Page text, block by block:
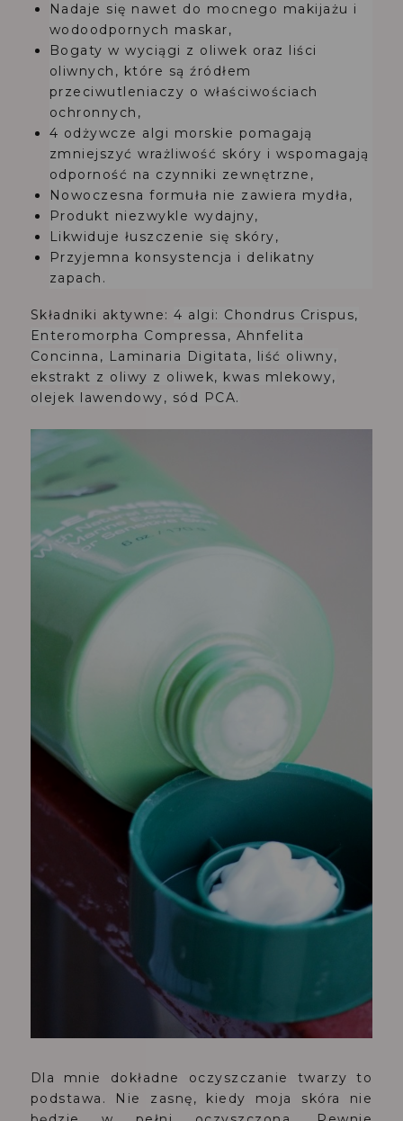
Nadaje się nawet do mocnego makijażu i
wodoodpornych maskar,
Bogaty w wyciągi z oliwek oraz liści
oliwnych , które są źródłem
przeciwutleniaczy o właściwościach
ochronnych,
4 odżywcze algi morskie pomagają
zmniejszyć wrażliwość skóry i wspomagają
odporność na czynniki zewnętrzne,
Nowoczesna formuła nie zawiera mydła,
Produkt niezwykle wydajny,
Likwiduje łuszczenie się skóry,
Przyjemna konsystencja i delikatny
zapach.
Składniki aktywne:4 algi: Chondrus Crispus,
Enteromorpha Compressa, Ahnfelita
Concinna, Laminaria Digitata, liść oliwny,
ekstrakt z oliwy z oliwek, kwas mlekowy,
olejek lawendowy, sód PCA.
Dla mnie dokładne oczyszczanie twarzy to
podstawa. Nie zasnę, kiedy moja skóra nie